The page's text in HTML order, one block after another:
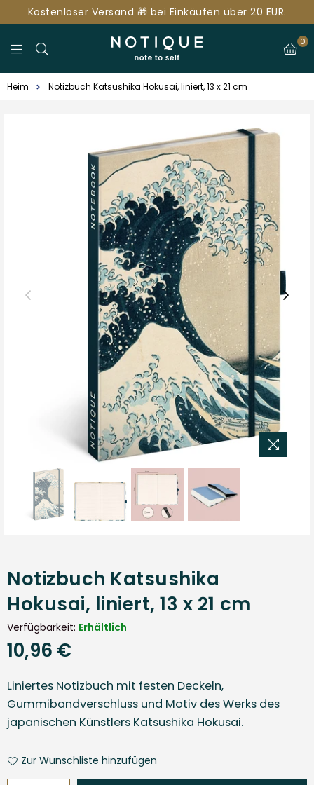
Kostenloser Versand 🎁 bei Einkäufen über 20 EUR.
NOTIQUE.DE
0
Heim Notizbuch Katsushika Hokusai, liniert, 13 x 21 cm
Notizbuch Katsushika
Hokusai, liniert, 13 x 21 cm
Verfügbarkeit: Erhältlich
Normaler
10,96 €
Liniertes Notizbuch mit festen Deckeln,
Gummibandverschluss und Motiv des Werks des
japanischen Künstlers Katsushika Hokusai.
Zur Wunschliste hinzufügen